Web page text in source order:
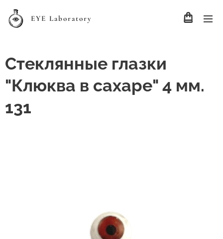
EYE Laboratory
Стеклянные глазки
"Клюква в сахаре" 4 мм.
131